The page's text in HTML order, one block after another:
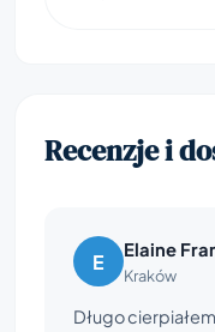
Recenzje i
E Elaine
Kraków
Długo